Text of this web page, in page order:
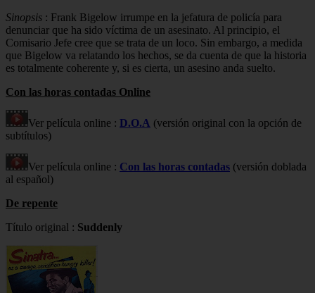
Sinopsis : Frank Bigelow irrumpe en la jefatura de policía para
denunciar que ha sido víctima de un asesinato. Al principio, el
Comisario Jefe cree que se trata de un loco. Sin embargo, a medida
que Bigelow va relatando los hechos, se da cuenta de que la historia
es totalmente coherente y, si es cierta, un asesino anda suelto.
Con las horas contadas Online
Ver película online : D.O.A (versión original con la opción de
subtítulos)
Ver película online : Con las horas contadas (versión doblada
al español)
De repente
Título original : Suddenly